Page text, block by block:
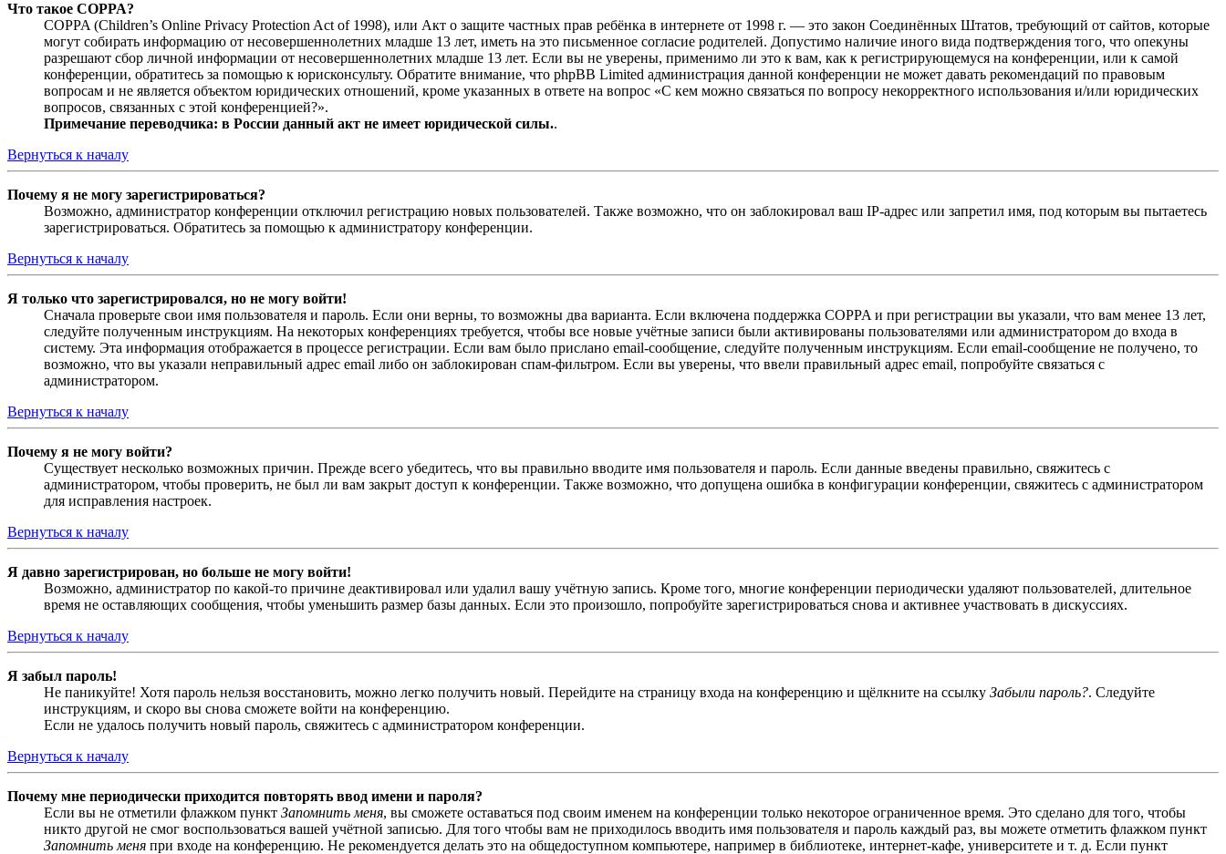
Что такое COPPA?
COPPA (Children’s Online Privacy Protection Act of 1998), или Акт о защите частных прав ребёнка в интернете от 1998 г. — это закон Соединённых Штатов, требующий от сайтов, которые
могут собирать информацию от несовершеннолетних младше 13 лет, иметь на это письменное согласие родителей. Допустимо наличие иного вида подтверждения того, что опекуны
разрешают сбор личной информации от несовершеннолетних младше 13 лет. Если вы не уверены, применимо ли это к вам, как к регистрирующемуся на конференции, или к самой
конференции, обратитесь за помощью к юрисконсульту. Обратите внимание, что phpBB Limited администрация данной конференции не может давать рекомендаций по правовым
вопросам и не является объектом юридических отношений, кроме указанных в ответе на вопрос «С кем можно связаться по вопросу некорректного использования и/или юридических
вопросов, связанных с этой конференцией?».
Примечание переводчика: в России данный акт не имеет юридической силы..
Вернуться к началу
Почему я не могу зарегистрироваться?
Возможно, администратор конференции отключил регистрацию новых пользователей. Также возможно, что он заблокировал ваш IP-адрес или запретил имя, под которым вы пытаетесь
зарегистрироваться. Обратитесь за помощью к администратору конференции.
Вернуться к началу
Я только что зарегистрировался, но не могу войти!
Сначала проверьте свои имя пользователя и пароль. Если они верны, то возможны два варианта. Если включена поддержка COPPA и при регистрации вы указали, что вам менее 13 лет,
следуйте полученным инструкциям. На некоторых конференциях требуется, чтобы все новые учётные записи были активированы пользователями или администратором до входа в
систему. Эта информация отображается в процессе регистрации. Если вам было прислано email-сообщение, следуйте полученным инструкциям. Если email-сообщение не получено, то
возможно, что вы указали неправильный адрес email либо он заблокирован спам-фильтром. Если вы уверены, что ввели правильный адрес email, попробуйте связаться с
администратором.
Вернуться к началу
Почему я не могу войти?
Существует несколько возможных причин. Прежде всего убедитесь, что вы правильно вводите имя пользователя и пароль. Если данные введены правильно, свяжитесь с
администратором, чтобы проверить, не был ли вам закрыт доступ к конференции. Также возможно, что допущена ошибка в конфигурации конференции, свяжитесь с администратором
для исправления настроек.
Вернуться к началу
Я давно зарегистрирован, но больше не могу войти!
Возможно, администратор по какой-то причине деактивировал или удалил вашу учётную запись. Кроме того, многие конференции периодически удаляют пользователей, длительное
время не оставляющих сообщения, чтобы уменьшить размер базы данных. Если это произошло, попробуйте зарегистрироваться снова и активнее участвовать в дискуссиях.
Вернуться к началу
Я забыл пароль!
Не паникуйте! Хотя пароль нельзя восстановить, можно легко получить новый. Перейдите на страницу входа на конференцию и щёлкните на ссылку Забыли пароль?. Следуйте
инструкциям, и скоро вы снова сможете войти на конференцию.
Если не удалось получить новый пароль, свяжитесь с администратором конференции.
Вернуться к началу
Почему мне периодически приходится повторять ввод имени и пароля?
Если вы не отметили флажком пункт Запомнить меня, вы сможете оставаться под своим именем на конференции только некоторое ограниченное время. Это сделано для того, чтобы
никто другой не смог воспользоваться вашей учётной записью. Для того чтобы вам не приходилось вводить имя пользователя и пароль каждый раз, вы можете отметить флажком пункт
Запомнить меня при входе на конференцию. Не рекомендуется делать это на общедоступном компьютере, например в библиотеке, интернет-кафе, университете и т. д. Если пункт